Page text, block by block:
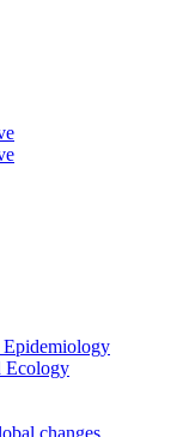
Ecology
changes